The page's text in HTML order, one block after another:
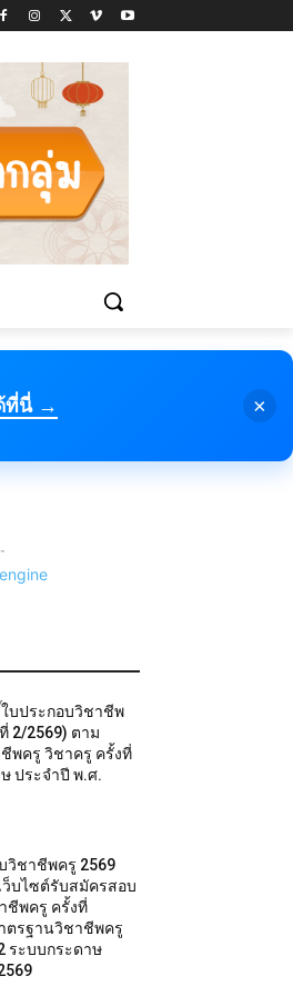
ที่นี่ → ×
บประกอบวิชาชีพ
2/2569) ตาม
พครู วิชาครู ครั้งที่
ประจำปี พ.ศ.
วิชาชีพครู 2569
ว็บไซต์รับสมัครสอบ
ชีพครู ครั้งที่
ตรฐานวิชาชีพครู
ระบบกระดาษ